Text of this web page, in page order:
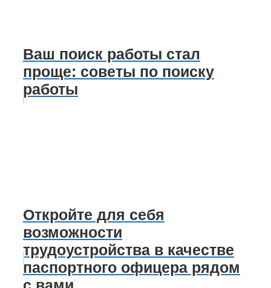
Ваш поиск работы стал
проще: советы по поиску
работы
Откройте для себя
возможности
трудоустройства в качестве
паспортного офицера рядом